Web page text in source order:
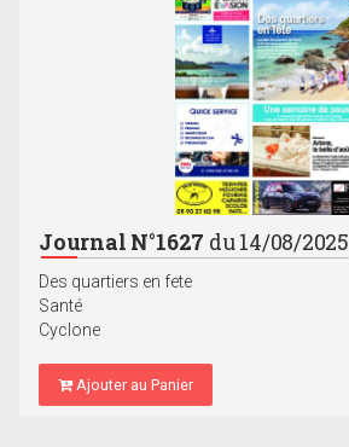
Journal N°1627 du 14/08/2025
Des quartiers en fete
Santé
Cyclone
Ajouter au Panier